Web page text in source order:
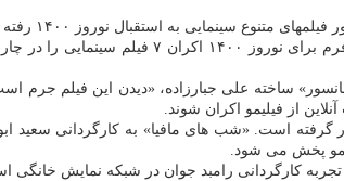
سینمایی به استقبال نوروز ۱۴۰۰ رفته است.
پس از آنکه سال قبل به علت انتشار کرونا فیلیمو مبادرت به اکران آنلاین فیلمهای سینمایی کرد و در
ساخته علی جبارزاده، «دیدن این فیلم جرم
پخش دو روز در هفته در جدول برنامه ها قرار گرفته است. «شب های مافیا» به
که پخش آن در نوروز ۱۴۰۰ شروع می شود. «مردم معمولی» اولین تجربه کارگردانی رامبد